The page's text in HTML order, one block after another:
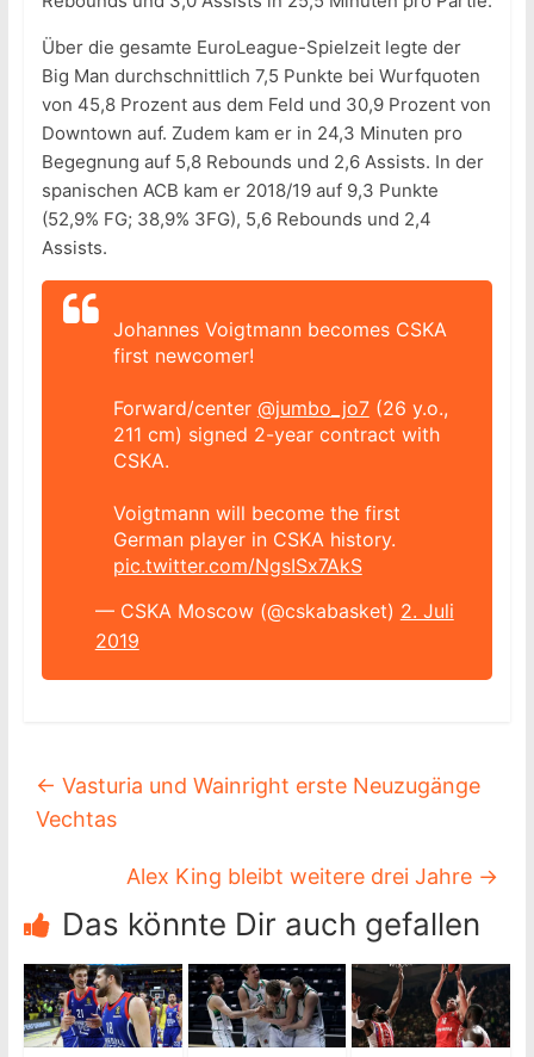
Über die gesamte EuroLeague-Spielzeit legte der
Big Man durchschnittlich 7,5 Punkte bei Wurfquoten
von 45,8 Prozent aus dem Feld und 30,9 Prozent von
Downtown auf. Zudem kam er in 24,3 Minuten pro
Begegnung auf 5,8 Rebounds und 2,6 Assists. In der
spanischen ACB kam er 2018/19 auf 9,3 Punkte
(52,9% FG; 38,9% 3FG), 5,6 Rebounds und 2,4
Assists.
Johannes Voigtmann becomes CSKA
first newcomer!
Forward/center @jumbo_jo7(26 y.o.,
211 cm) signed 2-year contract with
CSKA.
Voigtmann will become the first
German player in CSKA history.
pic.twitter.com/NgsISx7AkS
— CSKA Moscow (@cskabasket) 2. Juli
2019
← Vasturia und Wainright erste Neuzugänge
Vechtas
Alex King bleibt weitere drei Jahre →
Das könnte Dir auch gefallen